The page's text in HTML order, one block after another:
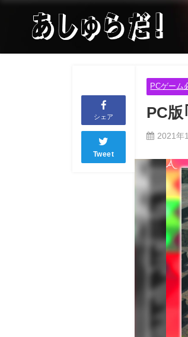
シェア
Tweet
PCゲーム
PC
2021年